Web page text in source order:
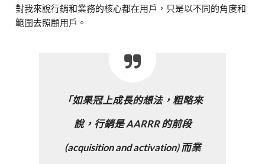
對我來說行銷和業務的核心都在用戶，只是以不同的角度和
範圍去照顧用戶。
「如果冠上成長的想法，粗略來
說，行銷是 AARRR 的前段
(acquisition and activation) 而業